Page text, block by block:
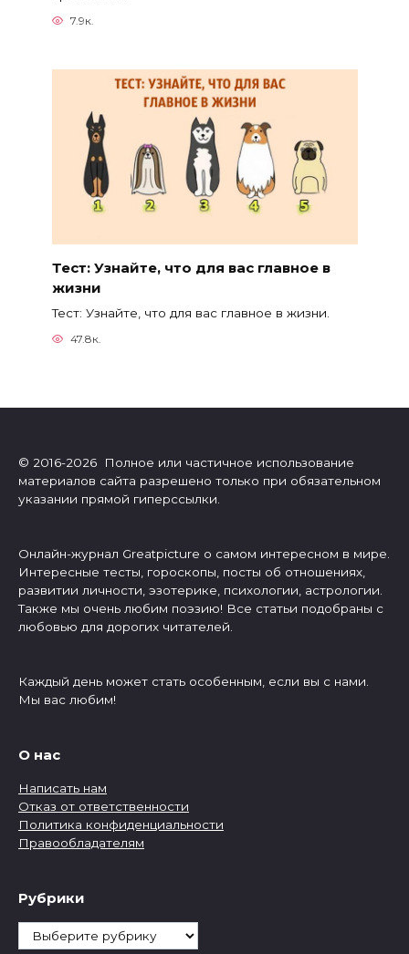
7.9к.
Тест: Узнайте, что для вас главное в
жизни
Тест: Узнайте, что для вас главное в жизни.
47.8к.
© 2016-2026 Полное или частичное использование
материалов сайта разрешено только при обязательном
указании прямой гиперссылки.
Онлайн-журнал Greatpicture о самом интересном в мире.
Интересные тесты, гороскопы, посты об отношениях,
развитии личности, эзотерике, психологии, астрологии.
Также мы очень любим поэзию! Все статьи подобраны с
любовью для дорогих читателей.
Каждый день может стать особенным, если вы с нами.
Мы вас любим!
О нас
Написать нам
Отказ от ответственности
Политика конфиденциальности
Правообладателям
Рубрики
Рубрики